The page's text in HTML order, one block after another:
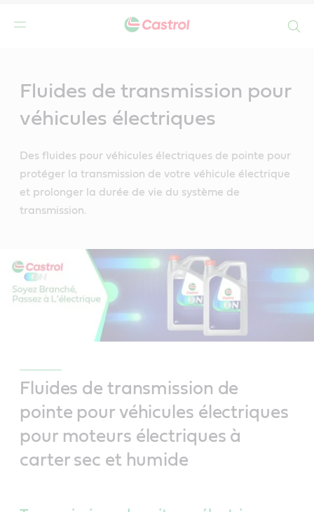
Fluides de transmission pour
véhicules électriques
Des fluides pour véhicules électriques de pointe pour
protéger la transmission de votre véhicule électrique
et prolonger la durée de vie du système de
transmission.
Fluides de transmission de
pointe pour véhicules électriques
pour moteurs électriques à
carter sec et humide